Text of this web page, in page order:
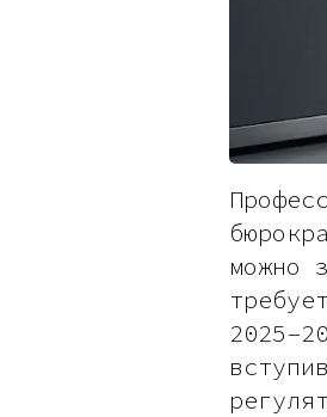
можно